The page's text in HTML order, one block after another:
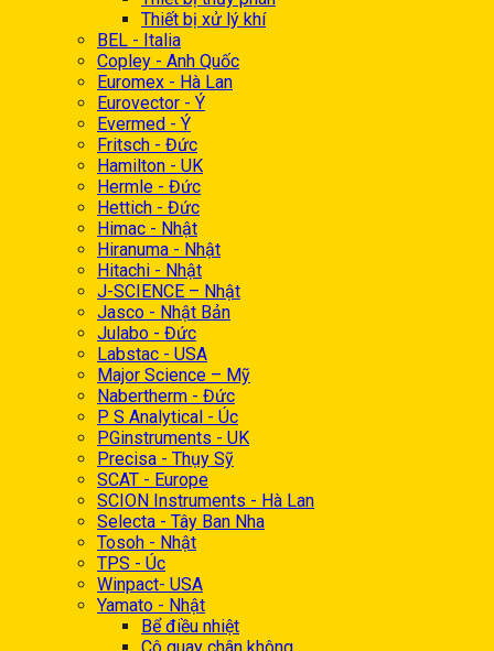
Thiết bị xử lý khí
BEL - Italia
Copley - Anh Quốc
Euromex - Hà Lan
Eurovector - Ý
Evermed - Ý
Fritsch - Đức
Hamilton - UK
Hermle - Đức
Hettich - Đức
Himac - Nhật
Hiranuma - Nhật
Hitachi - Nhật
J-SCIENCE – Nhật
Jasco - Nhật Bản
Julabo - Đức
Labstac - USA
Major Science – Mỹ
Nabertherm - Đức
P S Analytical - Úc
PGinstruments - UK
Precisa - Thụy Sỹ
SCAT - Europe
SCION Instruments - Hà Lan
Selecta - Tây Ban Nha
Tosoh - Nhật
TPS - Úc
Winpact- USA
Yamato - Nhật
Bể điều nhiệt